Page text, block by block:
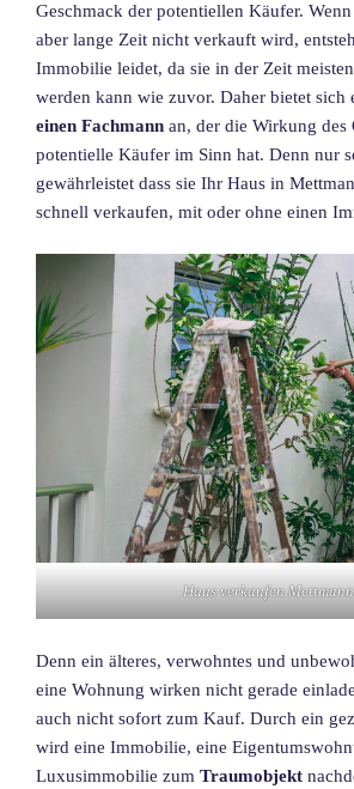
Geschmack der potentiellen Käufer.
aber lange Zeit nicht verkauft wird,
Immobilie leidet, da sie in der Zeit
werden kann wie zuvor. Daher bietet sich
einen Fachmann an, der die Wirkung des
potentielle Käufer im Sinn hat. Denn nur
gewährleistet dass sie Ihr Haus in
schnell verkaufen, mit oder ohne einen
Haus verkaufen Mettmann
Denn ein älteres, verwohntes und
eine Wohnung wirken nicht gerade
auch nicht sofort zum Kauf. Durch ein
wird eine Immobilie, eine
Luxusimmobilie zum Traumobjekt